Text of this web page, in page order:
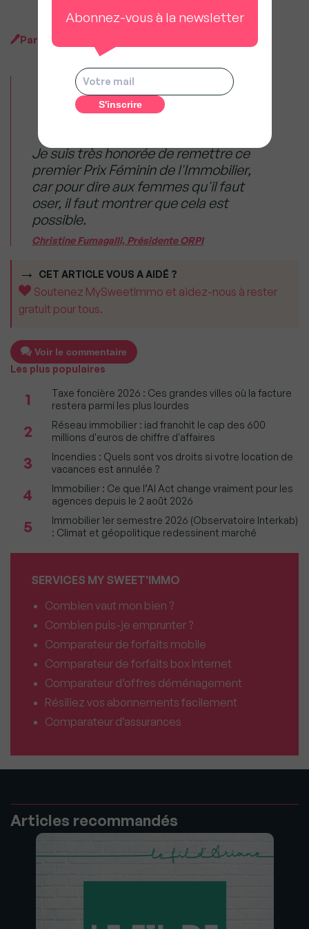
Par MySweet Newsroom
Je suis très honorée de remettre ce
premier Prix Féminin de l'Immobilier,
car pour dire aux femmes qu'il faut
oser, il faut montrer que cela est
possible.
Christine Fumagalli, Présidente ORPI
CET ARTICLE VOUS A AIDÉ ?
Soutenez MySweetImmo et aidez-nous à rester
gratuit pour tous.
Voir le commentaire
Les plus populaires
1
Taxe foncière 2026 : Ces grandes villes où la facture
restera parmi les plus lourdes
2
Réseau immobilier : iad franchit le cap des 600
millions d'euros de chiffre d'affaires
3
Incendies : Quels sont vos droits si votre location de
vacances est annulée ?
4
Immobilier : Ce que l’AI Act change vraiment pour les
agences depuis le 2 août 2026
5
Immobilier 1er semestre 2026 (Observatoire Interkab)
: Climat et géopolitique redessinent marché
SERVICES MY SWEET'IMMO
Combien vaut mon bien ?
Combien puis-je emprunter ?
Comparateur de forfaits mobile
Comparateur de forfaits box Internet
Comparateur d’offres déménagement
Résiliez vos abonnements facilement
Comparateur d’assurances
Articles recommandés
Abonnez-vous à la newsletter